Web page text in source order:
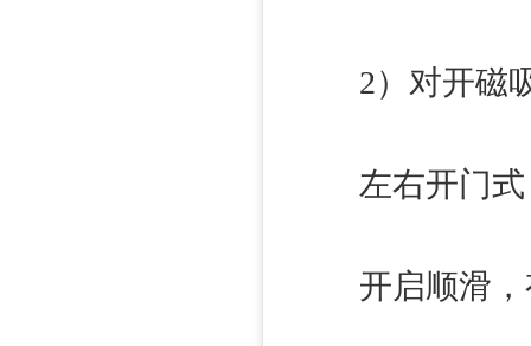
2）对开磁吸
左右开门式
开启顺滑，